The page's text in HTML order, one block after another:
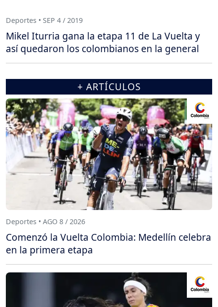
Deportes • SEP 4 / 2019
Mikel Iturria gana la etapa 11 de La Vuelta y
así quedaron los colombianos en la general
+ ARTÍCULOS
Deportes • AGO 8 / 2026
Comenzó la Vuelta Colombia: Medellín celebra
en la primera etapa